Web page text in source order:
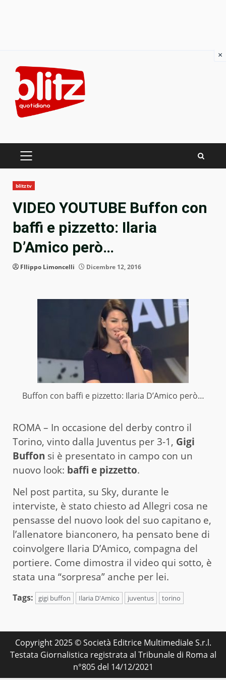
content
PRIMARY
blitztv
VIDEO YOUTUBE Buffon con
baffi e pizzetto: Ilaria
D’Amico però…
FIlippo Limoncelli Dicembre 12, 2016
Buffon con baffi e pizzetto: Ilaria D’Amico però…
ROMA – In occasione del derby contro il
Torino, vinto dalla Juventus per 3-1, Gigi
Buffon si è presentato in campo con un
nuovo look: baffi e pizzetto.
Nel post partita, su Sky, durante le
interviste, è stato chiesto ad Allegri cosa ne
pensasse del nuovo look del suo capitano e,
l’allenatore bianconero, ha pensato bene di
coinvolgere Ilaria D’Amico, compagna del
portiere. Come dimostra il video qui sotto, è
stata una “sorpresa” anche per lei.
Tags: gigi buffon Ilaria D'Amico juventus torino
Copyright 2025 © Società Editrice Multimediale S.r.l.
Testata Giornalistica registrata al Tribunale di Roma al
n°805 del 14/12/2021
×